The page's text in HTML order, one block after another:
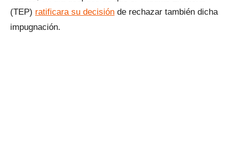
(TEP) ratificara su decisión de rechazar también dicha
impugnación.